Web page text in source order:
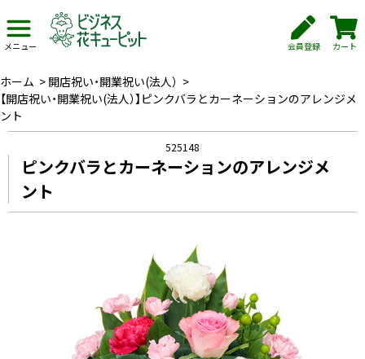
メニュー 会員登録 カート
ホーム > 開店祝い・開業祝い(法人） >
【開店祝い・開業祝い(法人）】ピンクバラとカーネーションのアレンジメ
ント
525148
ピンクバラとカーネーションのアレンジメ
ント